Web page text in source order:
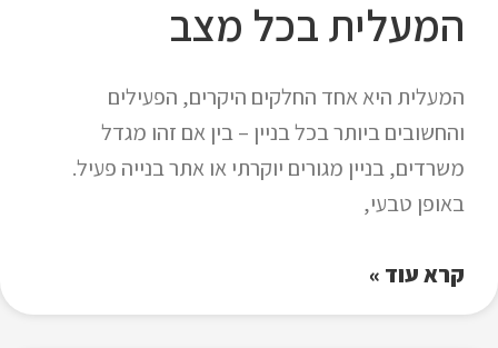
המעלית בכל מצב
המעלית היא אחד החלקים היקרים, הפעילים
והחשובים ביותר בכל בניין – בין אם זהו מגדל
משרדים, בניין מגורים יוקרתי או אתר בנייה פעיל.
באופן טבעי,
קרא עוד »